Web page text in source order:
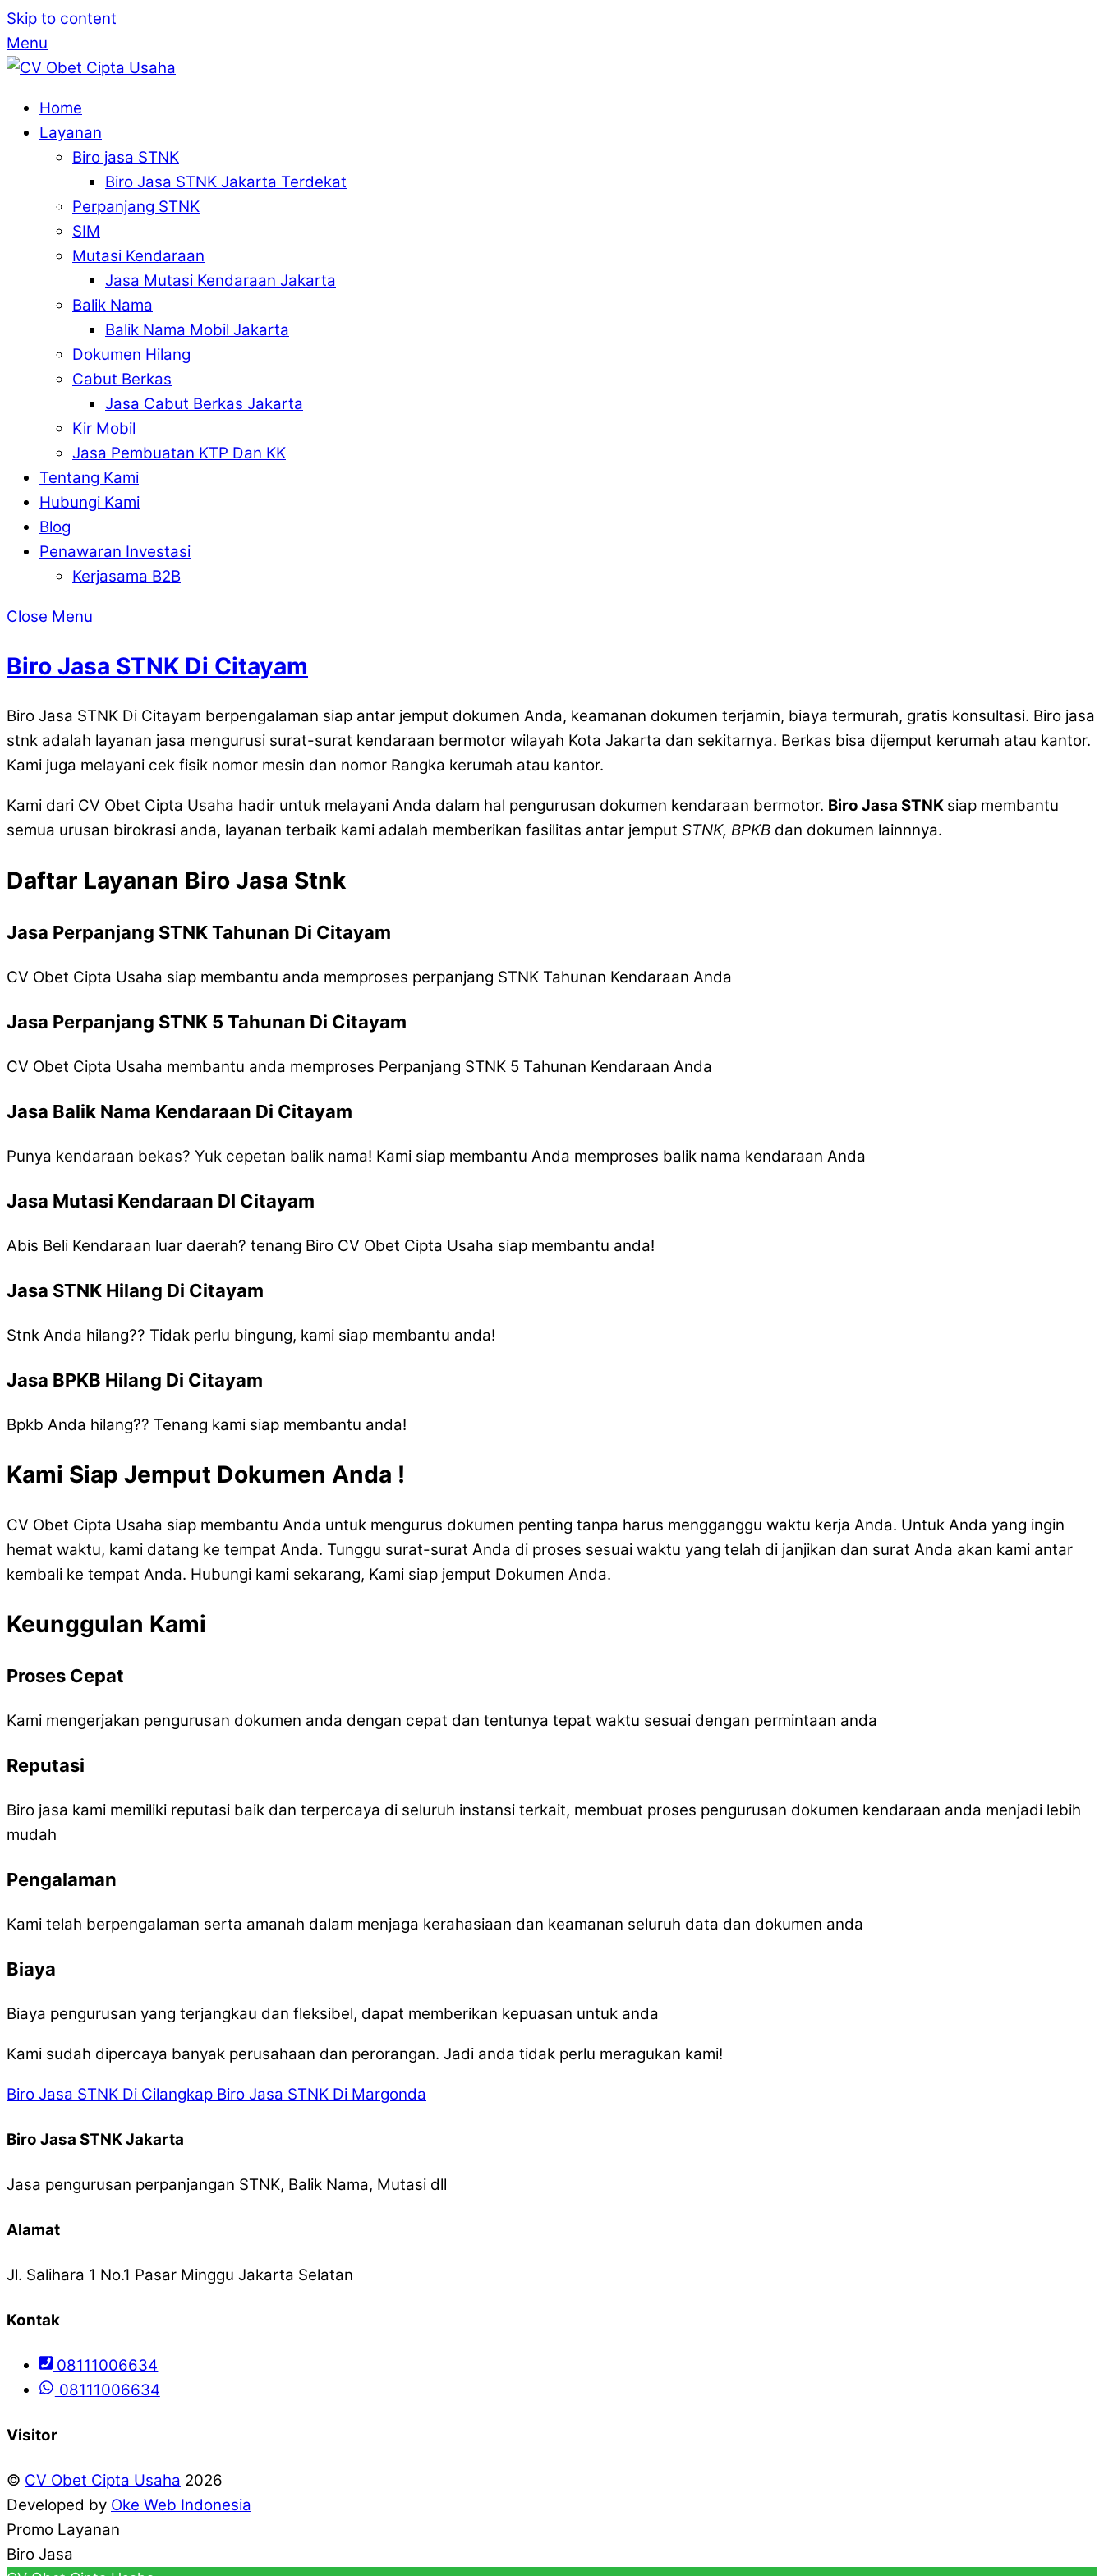
Skip to content
Menu
Home
Layanan
Biro jasa STNK
Biro Jasa STNK Jakarta Terdekat
Perpanjang STNK
SIM
Mutasi Kendaraan
Jasa Mutasi Kendaraan Jakarta
Balik Nama
Balik Nama Mobil Jakarta
Dokumen Hilang
Cabut Berkas
Jasa Cabut Berkas Jakarta
Kir Mobil
Jasa Pembuatan KTP Dan KK
Tentang Kami
Hubungi Kami
Blog
Penawaran Investasi
Kerjasama B2B
Close Menu
Biro Jasa STNK Di Citayam
Biro Jasa STNK Di Citayam berpengalaman siap antar jemput dokumen Anda, keamanan dokumen terjamin, biaya termurah, gratis konsultasi. Biro jasa
stnk adalah layanan jasa mengurusi surat-surat kendaraan bermotor wilayah Kota Jakarta dan sekitarnya. Berkas bisa dijemput kerumah atau kantor.
Kami juga melayani cek fisik nomor mesin dan nomor Rangka kerumah atau kantor.
Kami dari CV Obet Cipta Usaha hadir untuk melayani Anda dalam hal pengurusan dokumen kendaraan bermotor. Biro Jasa STNK siap membantu
semua urusan birokrasi anda, layanan terbaik kami adalah memberikan fasilitas antar jemput STNK, BPKB dan dokumen lainnnya.
Daftar Layanan Biro Jasa Stnk
Jasa Perpanjang STNK Tahunan Di Citayam
CV Obet Cipta Usaha siap membantu anda memproses perpanjang STNK Tahunan Kendaraan Anda
Jasa Perpanjang STNK 5 Tahunan Di Citayam
CV Obet Cipta Usaha membantu anda memproses Perpanjang STNK 5 Tahunan Kendaraan Anda
Jasa Balik Nama Kendaraan Di Citayam
Punya kendaraan bekas? Yuk cepetan balik nama! Kami siap membantu Anda memproses balik nama kendaraan Anda
Jasa Mutasi Kendaraan DI Citayam
Abis Beli Kendaraan luar daerah? tenang Biro CV Obet Cipta Usaha siap membantu anda!
Jasa STNK Hilang Di Citayam
Stnk Anda hilang?? Tidak perlu bingung, kami siap membantu anda!
Jasa BPKB Hilang Di Citayam
Bpkb Anda hilang?? Tenang kami siap membantu anda!
Kami Siap Jemput Dokumen Anda !
CV Obet Cipta Usaha siap membantu Anda untuk mengurus dokumen penting tanpa harus mengganggu waktu kerja Anda. Untuk Anda yang ingin
hemat waktu, kami datang ke tempat Anda. Tunggu surat-surat Anda di proses sesuai waktu yang telah di janjikan dan surat Anda akan kami antar
kembali ke tempat Anda. Hubungi kami sekarang, Kami siap jemput Dokumen Anda.
Keunggulan Kami
Proses Cepat
Kami mengerjakan pengurusan dokumen anda dengan cepat dan tentunya tepat waktu sesuai dengan permintaan anda
Reputasi
Biro jasa kami memiliki reputasi baik dan terpercaya di seluruh instansi terkait, membuat proses pengurusan dokumen kendaraan anda menjadi lebih
mudah
Pengalaman
Kami telah berpengalaman serta amanah dalam menjaga kerahasiaan dan keamanan seluruh data dan dokumen anda
Biaya
Biaya pengurusan yang terjangkau dan fleksibel, dapat memberikan kepuasan untuk anda
Kami sudah dipercaya banyak perusahaan dan perorangan. Jadi anda tidak perlu meragukan kami!
Biro Jasa STNK Di Cilangkap Biro Jasa STNK Di Margonda
Biro Jasa STNK Jakarta
Jasa pengurusan perpanjangan STNK, Balik Nama, Mutasi dll
Alamat
Jl. Salihara 1 No.1 Pasar Minggu Jakarta Selatan
Kontak
08111006634
08111006634
Visitor
© CV Obet Cipta Usaha 2026
Developed by Oke Web Indonesia
Promo Layanan
Biro Jasa